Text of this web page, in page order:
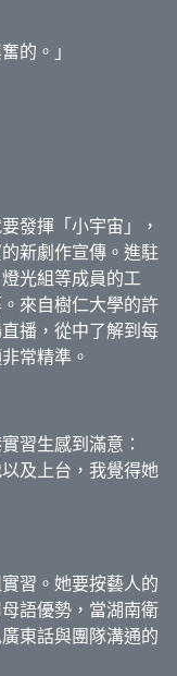
的。」
發揮「小宇宙」，
新劇作宣傳。進駐
光組等成員的工
來自樹仁大學的許
播，從中了解到每
常精準。
習生感到滿意：
及上台，我覺得她
習。她要按藝人的
語優勢，當湖南衛
東話與團隊溝通的